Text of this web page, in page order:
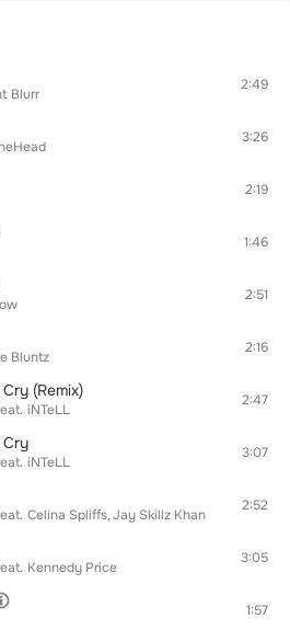
Blurr
2:49
3:26
2:19
1:46
2:51
Bluntz
2:16
(Remix)
iNTeLL
2:47
iNTeLL
3:07
Celina Spliffs Jay Skillz Khan
2:52
Kennedy Price
3:05
1:57